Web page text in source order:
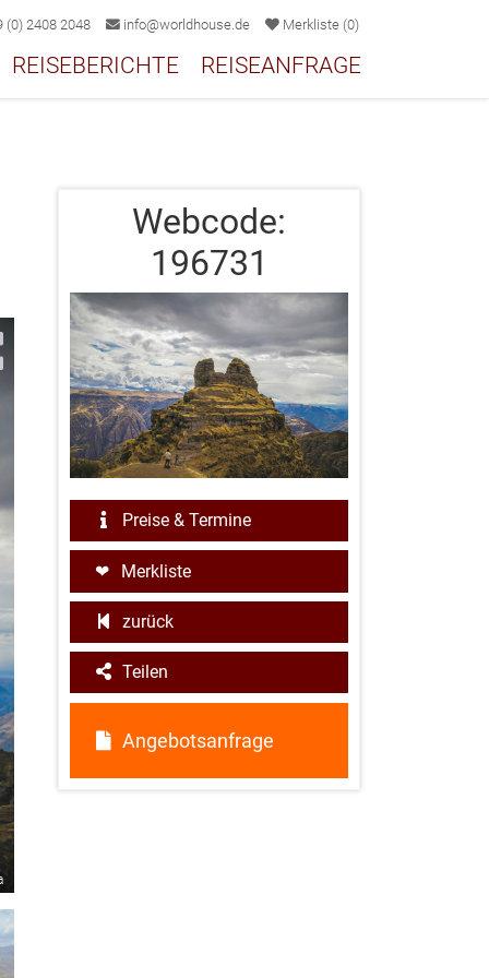
(0) 2408 2048 info@worldhouse.de Merkliste (0)
REISEBERICHTE REISEANFRAGE
Webcode:
196731
Preise & Termine
Angebotsanfrage
Merkliste
zurück
Teilen
2/7